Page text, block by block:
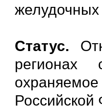
желудочных
Статус.
регионах